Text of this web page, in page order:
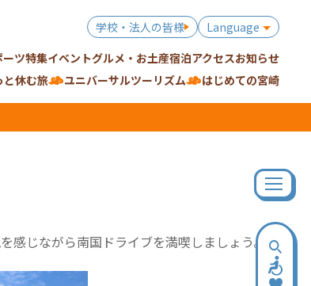
学校・法人の皆様
Language
ーツ特集イベントグルメ・お土産宿泊アクセスお知らせ
と休む旅 ユニバーサルツーリズム はじめての宮崎
じながら南国ドライブを満喫しましょう。